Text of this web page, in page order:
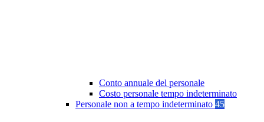
Conto annuale del personale
Costo personale tempo indeterminato
Personale non a tempo indeterminato 45